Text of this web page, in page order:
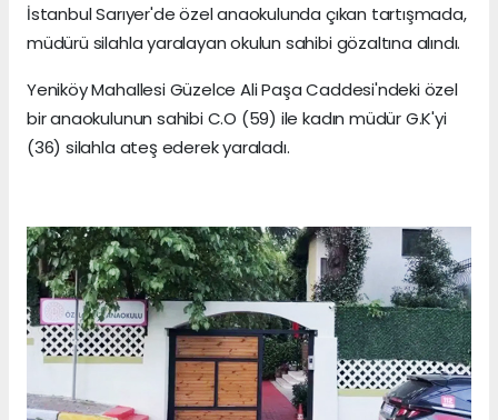
İstanbul Sarıyer'de özel anaokulunda çıkan tartışmada,
müdürü silahla yaralayan okulun sahibi gözaltına alındı.
Yeniköy Mahallesi Güzelce Ali Paşa Caddesi'ndeki özel
bir anaokulunun sahibi C.O (59) ile kadın müdür G.K'yi
(36) silahla ateş ederek yaraladı.